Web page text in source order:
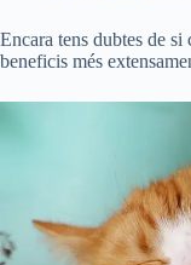
Encara tens dubtes de
beneficis més